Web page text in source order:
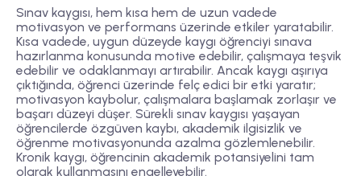
Sınav kaygısı, hem kısa hem de uzun vadede
motivasyon ve performans üzerinde etkiler yaratabilir.
Kısa vadede, uygun düzeyde kaygı öğrenciyi sınava
hazırlanma konusunda motive edebilir, çalışmaya teşvik
edebilir ve odaklanmayı artırabilir. Ancak kaygı aşırıya
çıktığında, öğrenci üzerinde felç edici bir etki yaratır;
motivasyon kaybolur, çalışmalara başlamak zorlaşır ve
başarı düzeyi düşer. Sürekli sınav kaygısı yaşayan
öğrencilerde özgüven kaybı, akademik ilgisizlik ve
öğrenme motivasyonunda azalma gözlemlenebilir.
Kronik kaygı, öğrencinin akademik potansiyelini tam
olarak kullanmasını engelleyebilir.